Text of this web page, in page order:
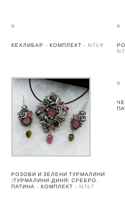
КЕХЛИБАР – КОМПЛЕКТ – N769
РОЗОВИ И ЗЕЛЕНИ ТУРМАЛИНИ
(ТУРМАЛИНИ-ДИНЯ) СРЕБРО,
ПАТИНА – КОМПЛЕКТ – N767